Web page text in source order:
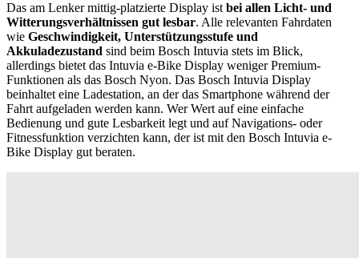
Das am Lenker mittig-platzierte Display ist bei allen Licht- und
Witterungsverhältnissen gut lesbar. Alle relevanten Fahrdaten
wie Geschwindigkeit, Unterstützungsstufe und
Akkuladezustand sind beim Bosch Intuvia stets im Blick,
allerdings bietet das Intuvia e-Bike Display weniger Premium-
Funktionen als das Bosch Nyon. Das Bosch Intuvia Display
beinhaltet eine Ladestation, an der das Smartphone während der
Fahrt aufgeladen werden kann. Wer Wert auf eine einfache
Bedienung und gute Lesbarkeit legt und auf Navigations- oder
Fitnessfunktion verzichten kann, der ist mit den Bosch Intuvia e-
Bike Display gut beraten.